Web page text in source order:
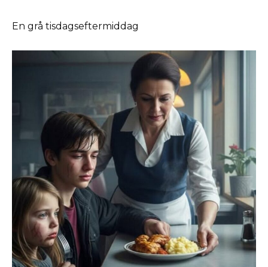
En grå tisdagseftermiddag